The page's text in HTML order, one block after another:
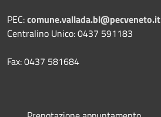
PEC:comune.vallada.bl@pecveneto.it
Centralino Unico: 0437 591183
Fax: 0437 581684